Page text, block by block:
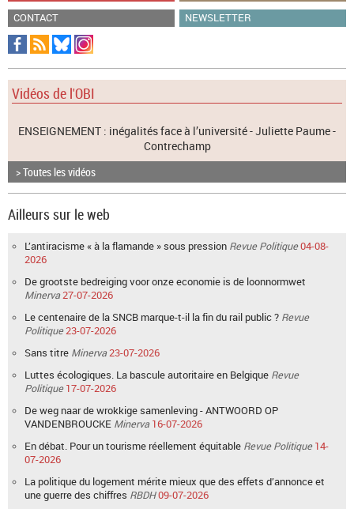
CONTACT
NEWSLETTER
Vidéos de l'OBI
ENSEIGNEMENT : inégalités face à l’université - Juliette Paume -
Contrechamp
> Toutes les vidéos
Ailleurs sur le web
L’antiracisme « à la flamande » sous pression Revue Politique04-08-
2026
De grootste bedreiging voor onze economie is de loonnormwet
Minerva27-07-2026
Le centenaire de la SNCB marque-t-il la fin du rail public ? Revue
Politique23-07-2026
Sans titre Minerva23-07-2026
Luttes écologiques. La bascule autoritaire en Belgique Revue
Politique 17-07-2026
De weg naar de wrokkige samenleving - ANTWOORD OP
VANDENBROUCKE Minerva 16-07-2026
En débat. Pour un tourisme réellement équitable Revue Politique 14-
07-2026
La politique du logement mérite mieux que des effets d’annonce et
une guerre des chiffres RBDH09-07-2026